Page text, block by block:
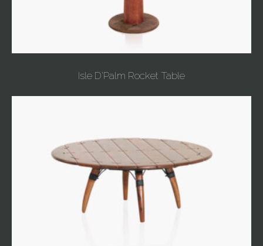
Isle D'Palm Rocket Table